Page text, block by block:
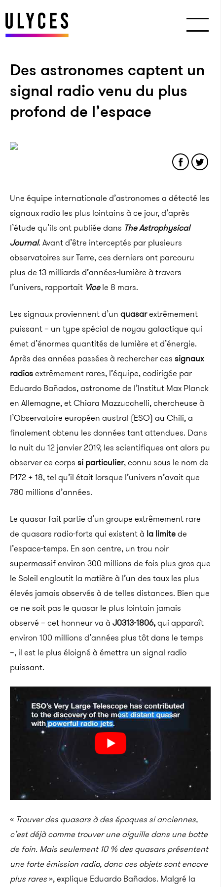
Des astronomes captent un
signal radio venu du plus
profond de l’espace
Une équipe internationale d’astronomes a détecté les
signaux radio les plus lointains à ce jour, d’après
l’étude qu’ils ont publiée dans The Astrophysical
Journal. Avant d’être interceptés par plusieurs
observatoires sur Terre, ces derniers ont parcouru
plus de 13 milliards d’années-lumière à travers
l’univers, rapportait Vicele 8 mars.
Les signaux proviennent d’un quasarextrêmement
puissant – un type spécial de noyau galactique qui
émet d’énormes quantités de lumière et d’énergie.
Après des années passées à rechercher ces signaux
radiosextrêmement rares, l’équipe, codirigée par
Eduardo Bañados, astronome de l’Institut Max Planck
en Allemagne, et Chiara Mazzucchelli, chercheuse à
l’Observatoire européen austral (ESO) au Chili, a
finalement obtenu les données tant attendues. Dans
la nuit du 12 janvier 2019, les scientifiques ont alors pu
observer ce corps si particulier, connu sous le nom de
P172 + 18, tel qu’il était lorsque l’univers n’avait que
780 millions d’années.
Le quasar fait partie d’un groupe extrêmement rare
de quasars radio-forts qui existent à la limitede
l’espace-temps. En son centre, un trou noir
supermassif environ 300 millions de fois plus gros que
le Soleil engloutit la matière à l’un des taux les plus
élevés jamais observés à de telles distances. Bien que
ce ne soit pas le quasar le plus lointain jamais
observé – cet honneur va à J0313-1806,qui apparaît
environ 100 millions d’années plus tôt dans le temps
–, il est le plus éloigné à émettre un signal radio
puissant.
« Trouver des quasars à des époques si anciennes,
c’est déjà comme trouver une aiguille dans une botte
de foin. Mais seulement 10 % des quasars présentent
une forte émission radio, donc ces objets sont encore
plus rares», explique Eduardo Bañados. Malgré la